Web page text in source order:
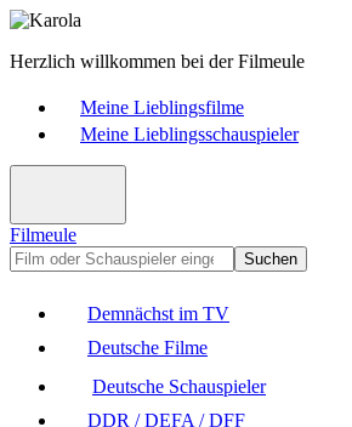
Herzlich willkommen bei der Filmeule
Meine Lieblingsfilme
Meine Lieblingsschauspieler
Filmeule
Suchen
Demnächst im TV
Deutsche Filme
Deutsche Schauspieler
DDR / DEFA / DFF